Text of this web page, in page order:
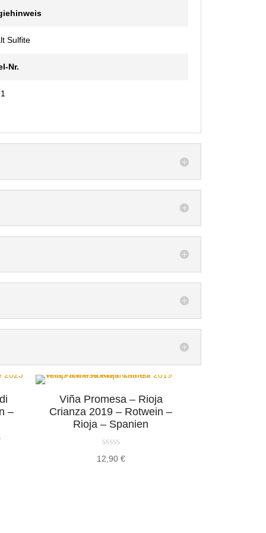
Sulfite
Nr.
–
Viña Promesa – Rioja
Crianza 2019 – Rotwein –
Rioja – Spanien
12,90 €